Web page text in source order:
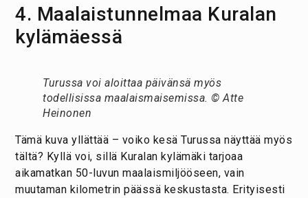
4. Maalaistunnelmaa Kuralan
kylämäessä
Turussa voi aloittaa päivänsä myös
todellisissa maalaismaisemissa. © Atte
Heinonen
Tämä kuva yllättää – voiko kesä Turussa näyttää myös
tältä? Kyllä voi, sillä Kuralan kylämäki tarjoaa
aikamatkan 50-luvun maalaismiljööseen, vain
muutaman kilometrin päässä keskustasta. Erityisesti